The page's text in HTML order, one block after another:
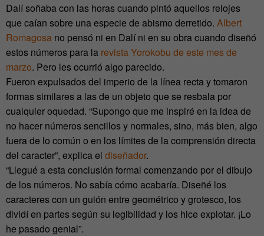
Dalí soñaba con las horas cuando pintó aquellos relojes
que caían sobre una especie de abismo derretido. Albert
Romagosa no pensó ni en Dalí ni en su obra cuando diseñó
estos números para la revista Yorokobu de este mes de
marzo. Pero les ocurrió algo parecido.
Fueron expulsados del imperio de la línea recta y tomaron
formas similares a las de un objeto que se resbala por
cualquier oquedad. “Supongo que me inspiré en la idea de
no hacer números sencillos y normales, sino, más bien, algo
fuera de lo común o en los límites de la comprensión directa
del caracter”, explica el diseñador.
“Llegué a esta conclusión formal comenzando por el dibujo
de los números. No sabía cómo acabaría. Diseñé los
caracteres con un guión entre geométrico y grotesco, los
dividí en partes según su legibilidad y los hice explotar. ¡Lo
he pasado genial”.